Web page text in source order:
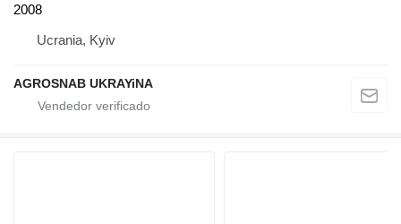
2008
Ucrania, Kyiv
AGROSNAB UKRAYiNA